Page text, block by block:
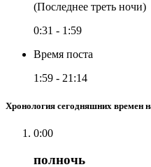
(Последнее треть ночи)
0:31 - 1:59
Время поста
1:59 - 21:14
Хронология сегодняшних времен
0:00
полночь